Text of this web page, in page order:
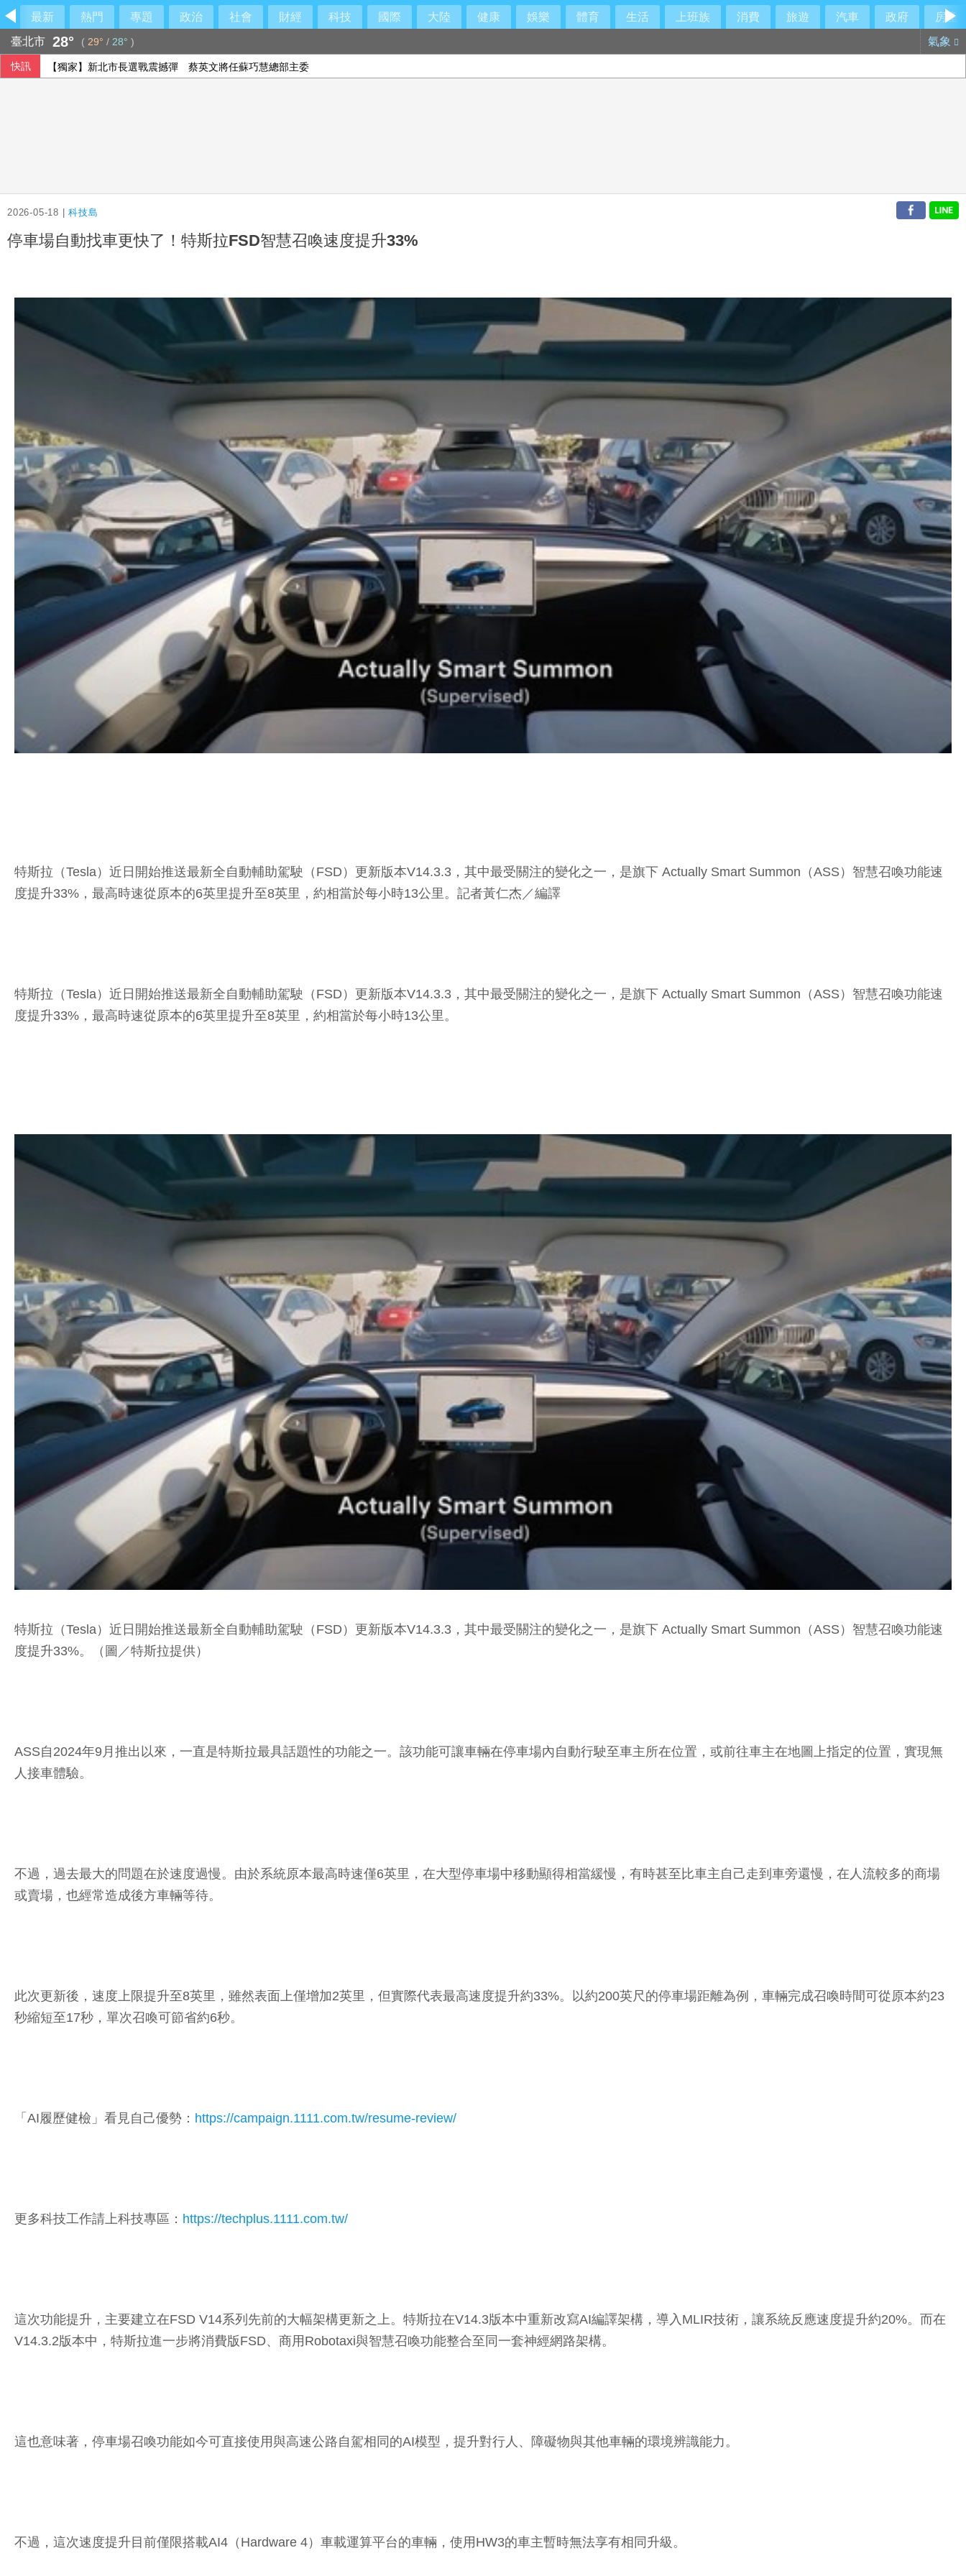
最新 熱門 專題 政治 社會 財經 科技 國際 大陸 健康 娛樂 體育 生活 上班族 消費 旅遊 汽車 政府
房產
臺北市 28° ( 29° / 28° ) 氣象
快訊 【獨家】新北市長選戰震撼彈 蔡英文將任蘇巧慧總部主委
2026-05-18 |科技島
停車場自動找車更快了！特斯拉FSD智慧召喚速度提升33%
特斯拉（Tesla）近日開始推送最新全自動輔助駕駛（FSD）更新版本V14.3.3，其中最受關注的變化之一，是旗下 Actually Smart Summon（ASS）智慧召喚功能速
度提升33%，最高時速從原本的6英里提升至8英里，約相當於每小時13公里。 記者黃仁杰／編譯
特斯拉（Tesla）近日開始推送最新全自動輔助駕駛（FSD）更新版本V14.3.3，其中最受關注的變化之一，是旗下 Actually Smart Summon（ASS）智慧召喚功能速
度提升33%，最高時速從原本的6英里提升至8英里，約相當於每小時13公里。
特斯拉（Tesla）近日開始推送最新全自動輔助駕駛（FSD）更新版本V14.3.3，其中最受關注的變化之一，是旗下 Actually Smart Summon（ASS）智慧召喚功能速
度提升33%。（圖／特斯拉提供）
ASS自2024年9月推出以來，一直是特斯拉最具話題性的功能之一。該功能可讓車輛在停車場內自動行駛至車主所在位置，或前往車主在地圖上指定的位置，實現無
人接車體驗。
不過，過去最大的問題在於速度過慢。由於系統原本最高時速僅6英里，在大型停車場中移動顯得相當緩慢，有時甚至比車主自己走到車旁還慢，在人流較多的商場
或賣場，也經常造成後方車輛等待。
此次更新後，速度上限提升至8英里，雖然表面上僅增加2英里，但實際代表最高速度提升約33%。以約200英尺的停車場距離為例，車輛完成召喚時間可從原本約23
秒縮短至17秒，單次召喚可節省約6秒。
「AI履歷健檢」看見自己優勢： https://campaign.1111.com.tw/resume-review/
更多科技工作請上科技專區： https://techplus.1111.com.tw/
這次功能提升，主要建立在FSD V14系列先前的大幅架構更新之上。特斯拉在V14.3版本中重新改寫AI編譯架構，導入MLIR技術，讓系統反應速度提升約20%。而在
V14.3.2版本中，特斯拉進一步將消費版FSD、商用Robotaxi與智慧召喚功能整合至同一套神經網路架構。
這也意味著，停車場召喚功能如今可直接使用與高速公路自駕相同的AI模型，提升對行人、障礙物與其他車輛的環境辨識能力。
不過，這次速度提升目前僅限搭載AI4（Hardware 4）車載運算平台的車輛，使用HW3的車主暫時無法享有相同升級。